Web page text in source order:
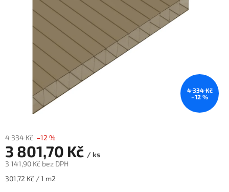
4 334 Kč
–12 %
4 334 Kč –12 %
3 801,70 Kč / ks
3 141,90 Kč bez DPH
Měrná
301,72 Kč / 1 m2